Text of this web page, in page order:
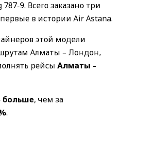
9. Всего заказано три
в истории Air Astana.
этой модели
Алматы – Лондон,
рейсы Алматы –
больше, чем за
.